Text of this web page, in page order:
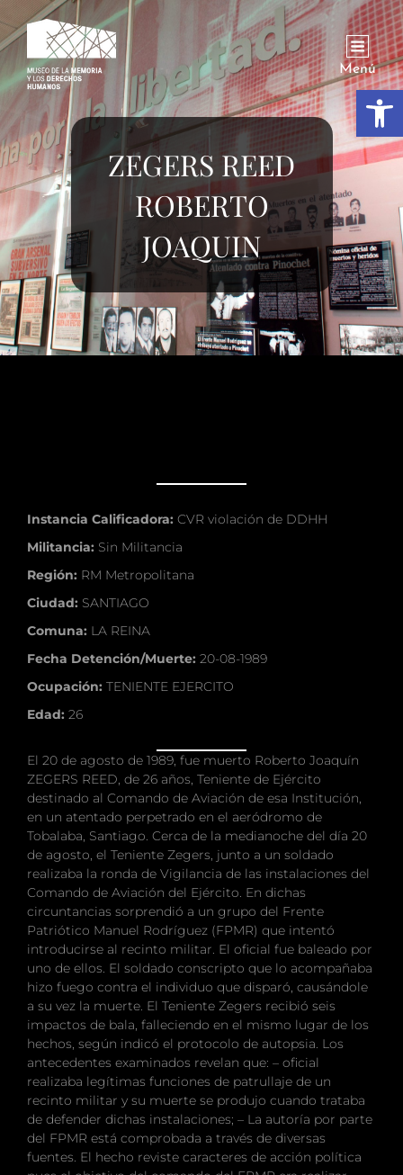
Menú
ZEGERS REED
ROBERTO
JOAQUIN
Instancia Calificadora: CVR violación de DDHH
Militancia: Sin Militancia
Región: RM Metropolitana
Ciudad: SANTIAGO
Comuna: LA REINA
Fecha Detención/Muerte: 20-08-1989
Ocupación: TENIENTE EJERCITO
Edad: 26
El 20 de agosto de 1989, fue muerto Roberto Joaquín
ZEGERS REED, de 26 años, Teniente de Ejército
destinado al Comando de Aviación de esa Institución,
en un atentado perpetrado en el aeródromo de
Tobalaba, Santiago. Cerca de la medianoche del día 20
de agosto, el Teniente Zegers, junto a un soldado
realizaba la ronda de Vigilancia de las instalaciones del
Comando de Aviación del Ejército. En dichas
circuntancias sorprendió a un grupo del Frente
Patriótico Manuel Rodríguez (FPMR) que intentó
introducirse al recinto militar. El oficial fue baleado por
uno de ellos. El soldado conscripto que lo acompañaba
hizo fuego contra el individuo que disparó, causándole
a su vez la muerte. El Teniente Zegers recibió seis
impactos de bala, falleciendo en el mismo lugar de los
hechos, según indicó el protocolo de autopsia. Los
antecedentes examinados revelan que: – oficial
realizaba legítimas funciones de patrullaje de un
recinto militar y su muerte se produjo cuando trataba
de defender dichas instalaciones; – La autoría por parte
del FPMR está comprobada a través de diversas
fuentes. El hecho reviste caracteres de acción política